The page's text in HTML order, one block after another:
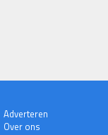
Adverteren
Over ons